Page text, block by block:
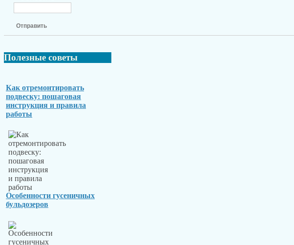
Отправить
Полезные советы
Как отремонтировать
подвеску: пошаговая
инструкция и правила
работы
Особенности гусеничных
бульдозеров